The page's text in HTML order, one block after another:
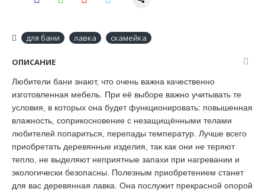
для бани и сауны, огород, сад,
Меры
максимальная нагрузка 160 кг
для бани лавка скамейка
ОПИСАНИЕ
Любители бани знают, что очень важна качественно
изготовленная мебель. При её выборе важно учитывать те
условия, в которых она будет функционировать: повышенная
влажность, соприкосновение с незащищёнными телами
любителей попариться, перепады температур. Лучше всего
приобретать деревянные изделия, так как они не теряют
тепло, не выделяют неприятные запахи при нагревании и
экологически безопасны. Полезным приобретением станет
для вас деревянная лавка. Она послужит прекрасной опорой